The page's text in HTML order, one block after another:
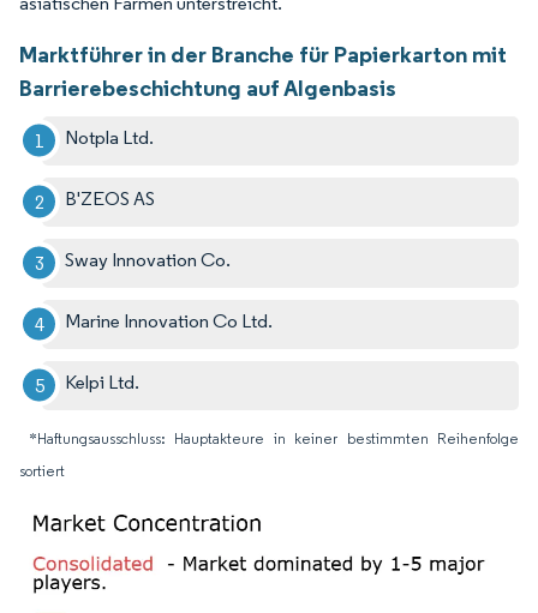
Marktführer in der Branche für Papierkarton mit
Barrierebeschichtung auf Algenbasis
Notpla Ltd.
B'ZEOS AS
Sway Innovation Co.
Marine Innovation Co Ltd.
Kelpi Ltd.
*Haftungsausschluss: Hauptakteure in keiner bestimmten Reihenfolge
sortiert